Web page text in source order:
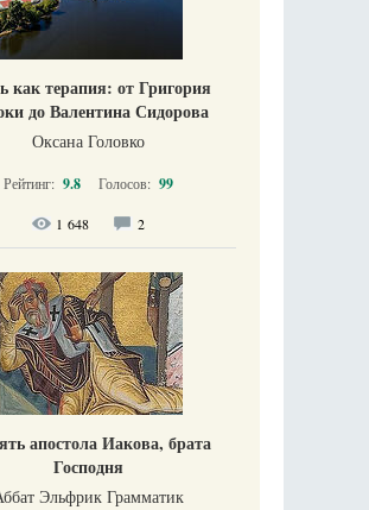
как терапия: от Григория
до Валентина Сидорова
Оксана Головко
Рейтинг: 9.8 Голосов: 99
1 648 2
апостола Иакова, брата
Господня
Эльфрик Грамматик